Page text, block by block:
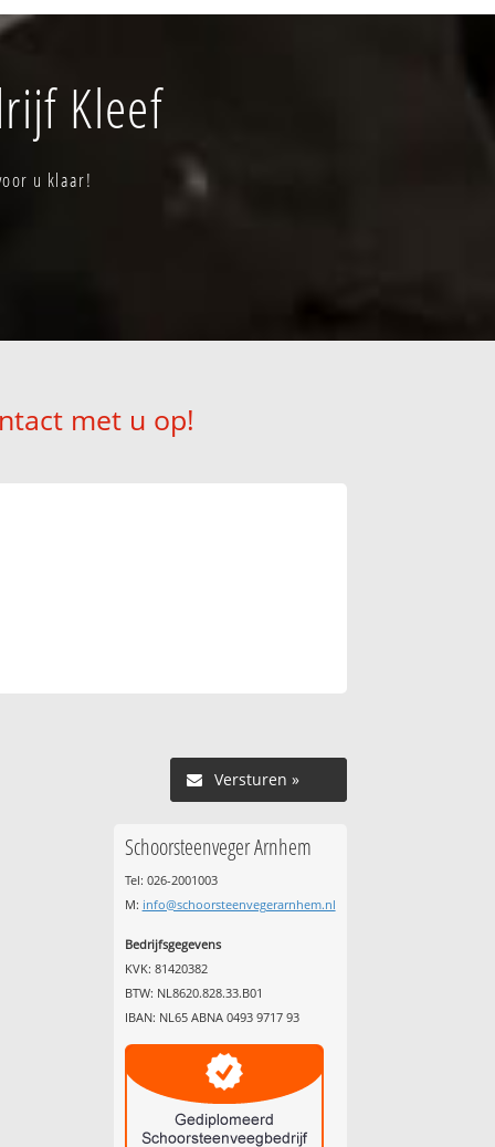
Kleef
u klaar!
met u op!
Versturen »
Schoorsteenveger Arnhem
Tel: 026-2001003
M: info@schoorsteenvegerarnhem.nl
Bedrijfsgegevens
KVK: 81420382
BTW: NL8620.828.33.B01
IBAN: NL65 ABNA 0493 9717 93